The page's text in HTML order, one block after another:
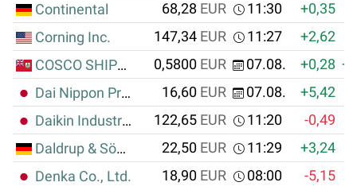
Continental
68,28 EUR 11:30
+0,35
Corning Inc.
147,34 EUR 11:27
+2,62
COSCO SHIPPING Ports Ltd.
0,5800 EUR 07.08. +0,28
Dai Nippon Printing Co. Ltd.
16,60 EUR 07.08.
+5,42
Daikin Industries Ltd.
122,65 EUR 11:20
-0,49
Daldrup & Söhne AG
22,50 EUR 11:29
+3,24
Denka Co., Ltd.
18,90 EUR 08:00
-5,15